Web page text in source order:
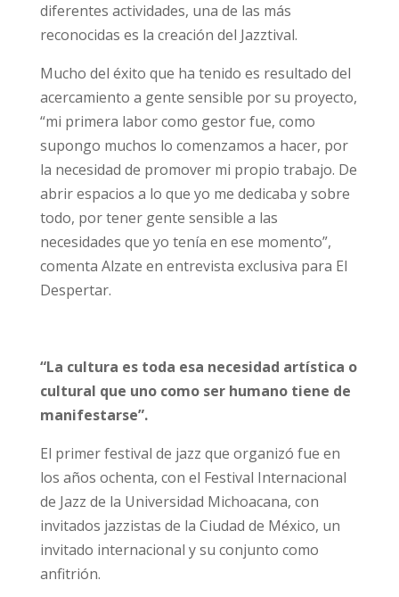
diferentes actividades, una de las más
reconocidas es la creación del Jazztival.
Mucho del éxito que ha tenido es resultado del
acercamiento a gente sensible por su proyecto,
“mi primera labor como gestor fue, como
supongo muchos lo comenzamos a hacer, por
la necesidad de promover mi propio trabajo. De
abrir espacios a lo que yo me dedicaba y sobre
todo, por tener gente sensible a las
necesidades que yo tenía en ese momento”,
comenta Alzate en entrevista exclusiva para El
Despertar.
“La cultura es toda esa necesidad artística o
cultural que uno como ser humano tiene de
manifestarse”.
El primer festival de jazz que organizó fue en
los años ochenta, con el Festival Internacional
de Jazz de la Universidad Michoacana, con
invitados jazzistas de la Ciudad de México, un
invitado internacional y su conjunto como
anfitrión.